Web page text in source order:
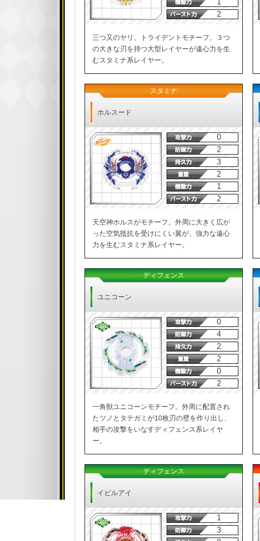
1
2
三つ又のヤリ、トライデントモチーフ。３つ
の大きな刃を持つ大型レイヤーが遠心力を生
むスタミナ系レイヤー。
スタミナ
ホルスード
0
2
3
2
1
2
天空神ホルスがモチーフ。外周に大きく広が
った空気抵抗を受けにくい翼が、強力な遠心
力を生むスタミナ系レイヤー。
ディフェンス
ユニコーン
0
4
2
2
0
2
一角獣ユニコーンモチーフ。外周に配置され
たツノとタテガミが10枚刃の壁を作り出し、
相手の攻撃をいなすディフェンス系レイヤ
ー。
ディフェンス
イビルアイ
1
3